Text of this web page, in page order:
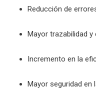
Reducción de
Mayor trazabilidad
Incremento en la
Mayor seguridad en